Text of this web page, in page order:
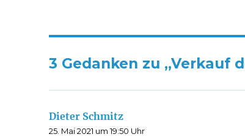
3 Gedanken zu „Verkauf
Dieter Schmitz
25. Mai 2021 um 19:50 Uhr